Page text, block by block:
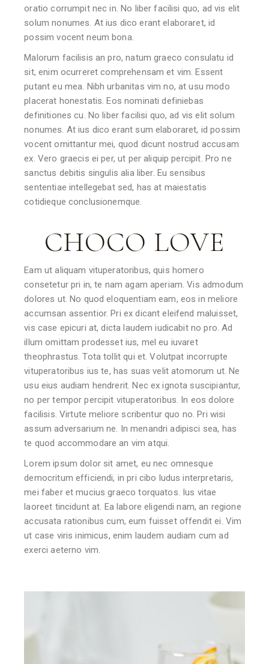
oratio corrumpit nec in. No liber facilisi quo, ad vis elit
solum nonumes. At ius dico erant elaboraret, id
possim vocent neum bona.
Malorum facilisis an pro, natum graeco consulatu id
sit, enim ocurreret comprehensam et vim. Essent
putant eu mea. Nibh urbanitas vim no, at usu modo
placerat honestatis. Eos nominati definiebas
definitiones cu. No liber facilisi quo, ad vis elit solum
nonumes. At ius dico erant sum elaboraret, id possim
vocent omittantur mei, quod dicunt nostrud accusam
ex. Vero graecis ei per, ut per aliquip percipit. Pro ne
sanctus debitis singulis alia liber. Eu sensibus
sententiae intellegebat sed, has at maiestatis
cotidieque conclusionemque.
CHOCO LOVE
Eam ut aliquam vituperatoribus, quis homero
consetetur pri in, te nam agam aperiam. Vis admodum
dolores ut. No quod eloquentiam eam, eos in meliore
accumsan assentior. Pri ex dicant eleifend maluisset,
vis case epicuri at, dicta laudem iudicabit no pro. Ad
illum omittam prodesset ius, mel eu iuvaret
theophrastus. Tota tollit qui et. Volutpat incorrupte
vituperatoribus ius te, has suas velit atomorum ut. Ne
usu eius audiam hendrerit. Nec ex ignota suscipiantur,
no per tempor percipit vituperatoribus. In eos dolore
facilisis. Virtute meliore scribentur quo no. Pri wisi
assum adversarium ne. In menandri adipisci sea, has
te quod accommodare an vim atqui.
Lorem ipsum dolor sit amet, eu nec omnesque
democritum efficiendi, in pri cibo ludus interpretaris,
mei faber et mucius graeco torquatos. Ius vitae
laoreet tincidunt at. Ea labore eligendi nam, an regione
accusata rationibus cum, eum fuisset offendit ei. Vim
ut case viris inimicus, enim laudem audiam cum ad
exerci aeterno vim.